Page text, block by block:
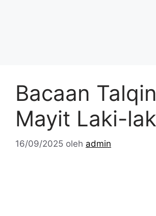
Bacaan Talqin
Mayit Laki-
16/09/2025 oleh admin